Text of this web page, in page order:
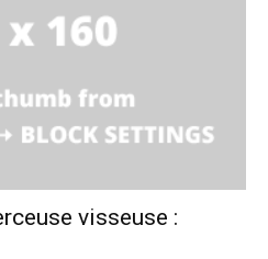
visseuse :